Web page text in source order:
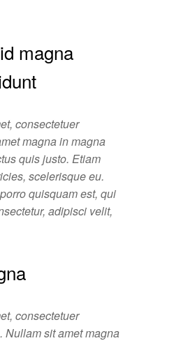
magna
consectetuer
magna in magna
quis justo. Etiam
scelerisque eu.
quisquam est, qui
adipisci velit,
consectetuer
sit amet magna